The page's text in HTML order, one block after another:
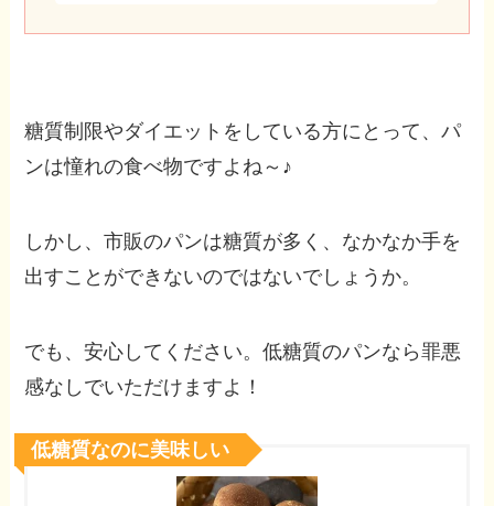
糖質制限やダイエットをしている方にとって、パ
ンは憧れの食べ物ですよね～♪
しかし、市販のパンは糖質が多く、なかなか手を
出すことができないのではないでしょうか。
でも、安心してください。低糖質のパンなら罪悪
感なしでいただけますよ！
低糖質なのに美味しい